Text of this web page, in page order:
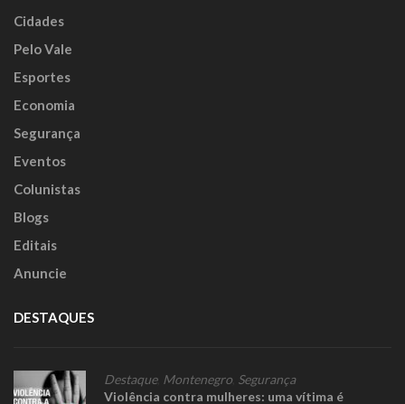
Cidades
Pelo Vale
Esportes
Economia
Segurança
Eventos
Colunistas
Blogs
Editais
Anuncie
DESTAQUES
Destaque, Montenegro Segurança
Violência contra mulheres: uma vítima é